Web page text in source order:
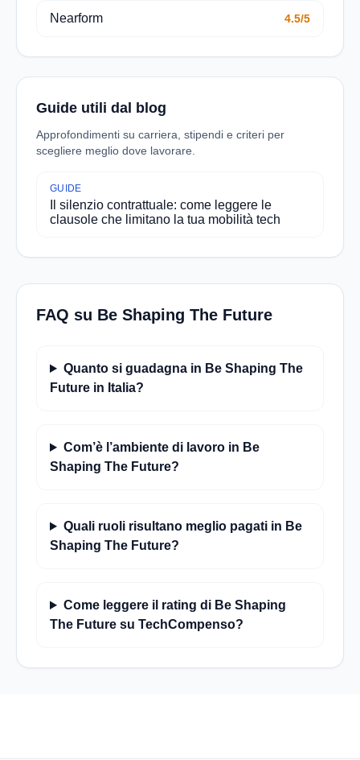
Nearform 4.5/5
Guide utili dal blog
Approfondimenti su carriera, stipendi e criteri per
scegliere meglio dove lavorare.
GUIDE
Il silenzio contrattuale: come leggere le
clausole che limitano la tua mobilità tech
FAQ su Be Shaping The Future
Quanto si guadagna in Be Shaping The
Future in Italia?
Com’è l’ambiente di lavoro in Be
Shaping The Future?
Quali ruoli risultano meglio pagati in Be
Shaping The Future?
Come leggere il rating di Be Shaping
The Future su TechCompenso?